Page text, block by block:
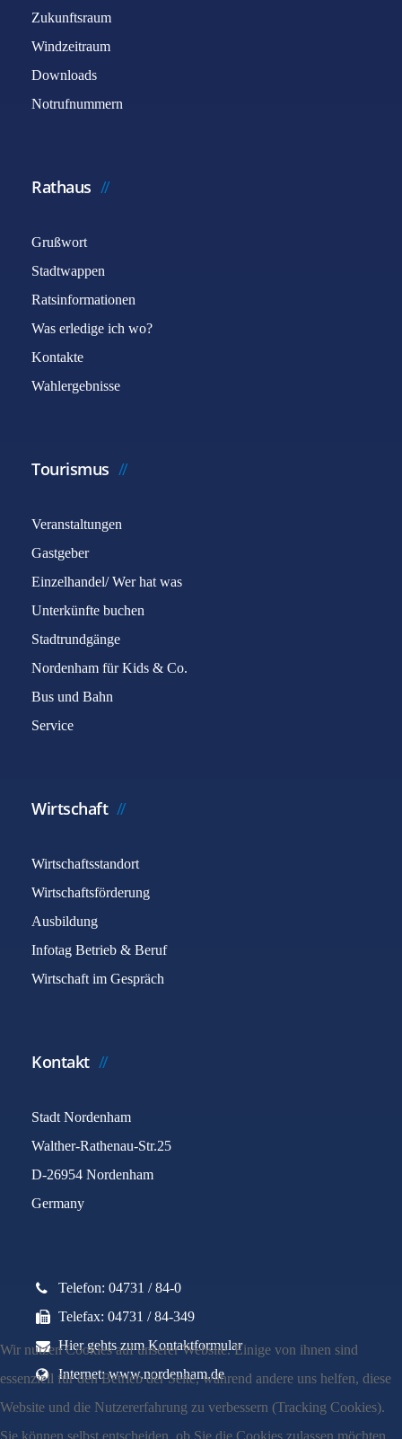
Zukunftsraum
Windzeitraum
Downloads
Notrufnummern
Rathaus
Grußwort
Stadtwappen
Ratsinformationen
Was erledige ich wo?
Kontakte
Wahlergebnisse
Tourismus
Veranstaltungen
Gastgeber
Einzelhandel/ Wer hat was
Unterkünfte buchen
Stadtrundgänge
Nordenham für Kids & Co.
Bus und Bahn
Service
Wirtschaft
Wirtschaftsstandort
Wirtschaftsförderung
Ausbildung
Infotag Betrieb & Beruf
Wirtschaft im Gespräch
Kontakt
Stadt Nordenham
Walther-Rathenau-Str.25
D-26954 Nordenham
Germany
Telefon: 04731 / 84-0
Telefax: 04731 / 84-349
Hier gehts zum Kontaktformular
Internet: www.nordenham.de
Wir nutzen Cookies auf unserer Website. Einige von ihnen sind
essenziell für den Betrieb der Seite, während andere uns helfen, diese
Website und die Nutzererfahrung zu verbessern (Tracking Cookies).
Sie können selbst entscheiden, ob Sie die Cookies zulassen möchten.